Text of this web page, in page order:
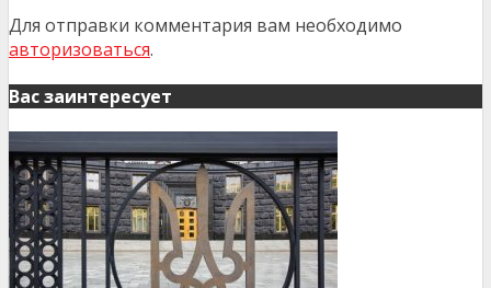
Для отправки комментария вам необходимо
авторизоваться.
Вас заинтересует